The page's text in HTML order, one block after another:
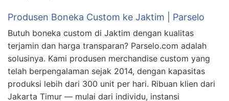
Produsen Boneka Custom ke Jaktim | Parselo
Butuh boneka custom di Jaktim dengan kualitas
terjamin dan harga transparan? Parselo.com adalah
solusinya. Kami produsen merchandise custom yang
telah berpengalaman sejak 2014, dengan kapasitas
produksi lebih dari 300 unit per hari. Ribuan klien dari
Jakarta Timur — mulai dari individu, instansi